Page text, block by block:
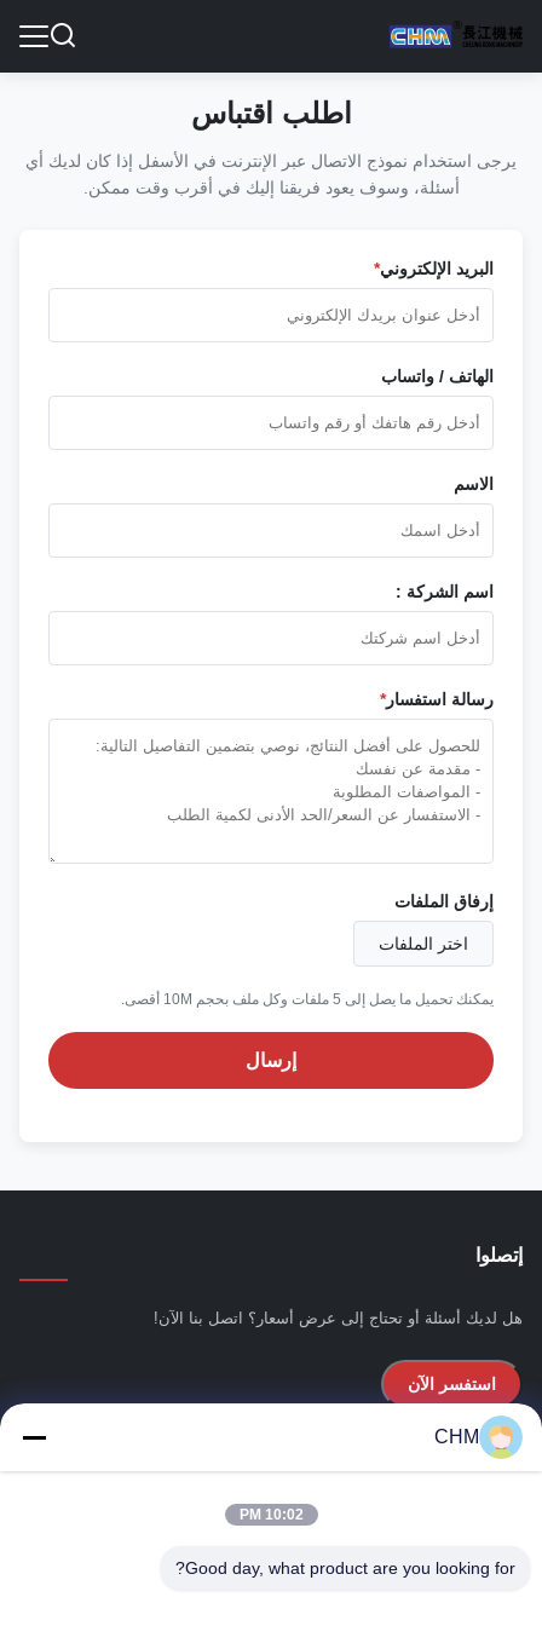
اطلب اقتباس
يرجى استخدام نموذج الاتصال عبر الإنترنت في الأسفل إذا كان لديك أي
أسئلة، وسوف يعود فريقنا إليك في أقرب وقت ممكن.
البريد الإلكتروني*
الهاتف / واتساب
الاسم
اسم الشركة :
رسالة استفسار*
إرفاق الملفات
اختر الملفات
يمكنك تحميل ما يصل إلى 5 ملفات وكل ملف بحجم 10M أقصى.
إرسال
إتصلوا
هل لديك أسئلة أو تحتاج إلى عرض أسعار؟ اتصل بنا الآن!
استفسر الآن
روابط سريعة
حولنا
CHM
10:02 PM
Good day, what product are you looking for?